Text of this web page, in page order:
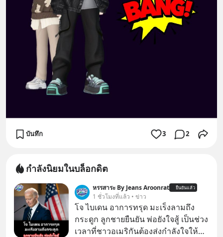
บันทึก 3 2
กำลังนิยมในบล็อกดิต
หรรสาระ By Jeans Aroonrat ยืนยันแล้ว
1 ชั่วโมงที่แล้ว • ข่าว
โจ ไบเดน อาการทรุด มะเร็งลามถึง
กระดูก ลูกชายยืนยัน พ่อยังใจสู้ เป็นช่วง
เวลาที่ชาวอเมริกันต้องส่งกำลังใจให้กับ